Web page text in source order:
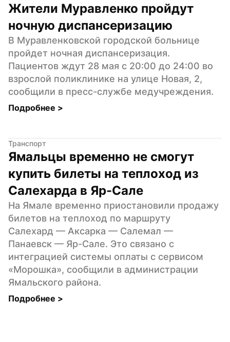
Жители Муравленко пройдут
ночную диспансеризацию
В Муравленковской городской больнице
пройдет ночная диспансеризация.
Пациентов ждут 28 мая с 20:00 до 24:00 во
взрослой поликлинике на улице Новая, 2,
сообщили в пресс-службе медучреждения.
Подробнее >
Транспорт
Ямальцы временно не смогут
купить билеты на теплоход из
Салехарда в Яр-Сале
На Ямале временно приостановили продажу
билетов на теплоход по маршруту
Салехард — Аксарка — Салемал —
Панаевск — Яр-Сале. Это связано с
интеграцией системы оплаты с сервисом
«Морошка», сообщили в администрации
Ямальского района.
Подробнее >